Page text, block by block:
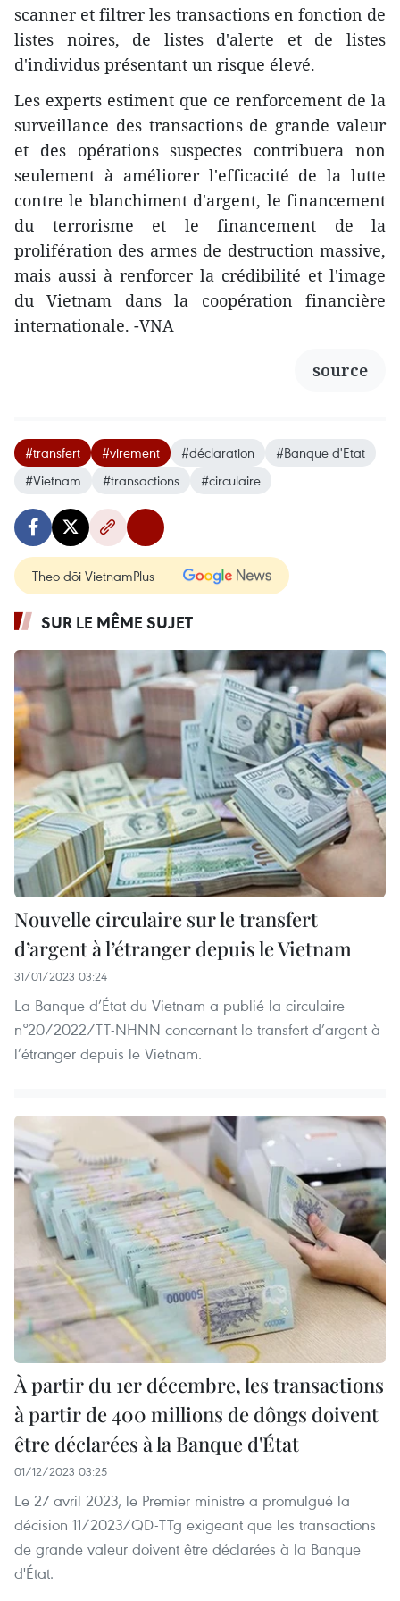
scanner et filtrer les transactions en fonction de
listes noires, de listes d'alerte et de listes
d'individus présentant un risque élevé.
Les experts estiment que ce renforcement de la
surveillance des transactions de grande valeur
et des opérations suspectes contribuera non
seulement à améliorer l'efficacité de la lutte
contre le blanchiment d'argent, le financement
du terrorisme et le financement de la
prolifération des armes de destruction massive,
mais aussi à renforcer la crédibilité et l'image
du Vietnam dans la coopération financière
internationale. -VNA
source
#transfert #virement #déclaration
#Banque d'Etat
#Vietnam
#transactions #circulaire
Theo dõi VietnamPlus
SUR LE MÊME SUJET
Nouvelle circulaire sur le transfert
d’argent à l’étranger depuis le Vietnam
31/01/2023 03:24
La Banque d’État du Vietnam a publié la circulaire
n°20/2022/TT-NHNN concernant le transfert d’argent à
l’étranger depuis le Vietnam.
À partir du 1er décembre, les transactions
à partir de 400 millions de dôngs doivent
être déclarées à la Banque d'État
01/12/2023 03:25
Le 27 avril 2023, le Premier ministre a promulgué la
décision 11/2023/QD-TTg exigeant que les transactions
de grande valeur doivent être déclarées à la Banque
d'État.